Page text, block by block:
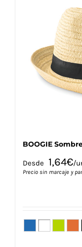
BOOGIE
Desde 1,64€/
Precio sin marcaje y